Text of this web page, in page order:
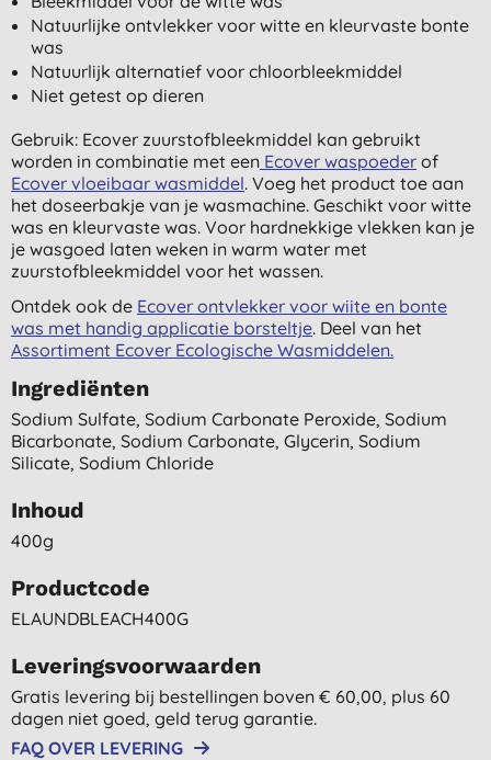
Natuurlijke ontvlekker voor witte en kleurvaste bonte
was
Natuurlijk alternatief voor chloorbleekmiddel
Niet getest op dieren
Gebruik: Ecover zuurstofbleekmiddel kan gebruikt
worden in combinatie met een Ecover waspoeder of
Ecover vloeibaar wasmiddel. Voeg het product toe aan
het doseerbakje van je wasmachine. Geschikt voor witte
was en kleurvaste was. Voor hardnekkige vlekken kan je
je wasgoed laten weken in warm water met
zuurstofbleekmiddel voor het wassen.
Ontdek ook de Ecover ontvlekker voor wiite en bonte
was met handig applicatie borsteltje. Deel van het
Assortiment Ecover Ecologische Wasmiddelen.
Ingrediënten
Sodium Sulfate, Sodium Carbonate Peroxide, Sodium
Bicarbonate, Sodium Carbonate, Glycerin, Sodium
Silicate, Sodium Chloride
Inhoud
400g
Productcode
ELAUNDBLEACH400G
Leveringsvoorwaarden
Gratis levering bij bestellingen boven € 60,00, plus 60
dagen niet goed, geld terug garantie.
FAQ OVER LEVERING